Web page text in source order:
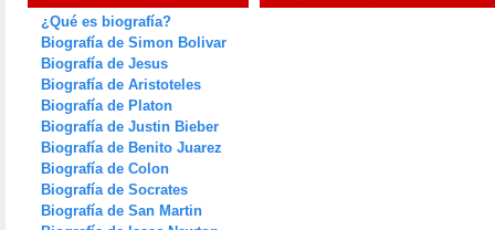
¿Qué es biografía?
Biografía de Simon Bolivar
Biografía de Jesus
Biografía de Aristoteles
Biografía de Platon
Biografía de Justin Bieber
Biografía de Benito Juarez
Biografía de Colon
Biografía de Socrates
Biografía de San Martin